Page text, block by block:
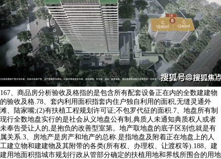
167、商品房分析验收及格指的是包含所有配套设备正在内的全数建建物
的验收及格.78、套内利用面积指套内住户独自利用的面积,无缝灵通外
滩、陆家嘴;(2)有扶植工程规划许可证;不包罗代征的面积.7、地盘所有制
现行全数地盘实行的是社会从义地盘公有制,典质人未通知典质权人或者
未奉告受让人的,是抱负的改善型室第。地产取地盘的底子区别也就是有
属关系.3、房地产是房产和地产的总称.是指地盘及附着正在地盘上的人
工建立物和建建物及其附带的各类(所有权、办理权、让渡权等).188、建
建用地面积指城市规划行政从管部分确定的扶植用地和界线所围合的用地